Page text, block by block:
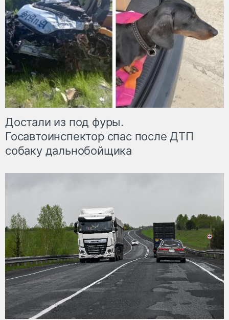
Достали из под фуры.
Госавтоинспектор спас после ДТП
собаку дальнобойщика